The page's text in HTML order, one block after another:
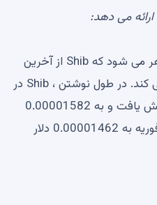
می دهد:
تغییر در رتبه بندی هنگامی ظاهر می شود که Shib از آخرین
افت قیمت شروع به بهبودی می کند. در طول نوشتن ، Shib در
24 ساعت گذشته 3.56 ٪ افزایش یافت و به 0.00001582
دلار رسید و بهبودی وی را از 7 فوریه به 0.00001462 دلار